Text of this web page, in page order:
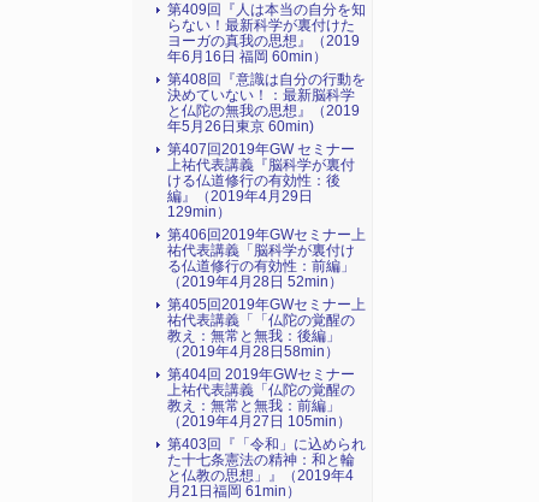
第409回『人は本当の自分を知
らない！最新科学が裏付けた
ヨーガの真我の思想』（2019
年6月16日 福岡 60min）
第408回『意識は自分の行動を
決めていない！：最新脳科学
と仏陀の無我の思想』（2019
年5月26日東京 60min)
第407回2019年GW セミナー
上祐代表講義『脳科学が裏付
ける仏道修行の有効性：後
編』（2019年4月29日
129min）
第406回2019年GWセミナー上
祐代表講義「脳科学が裏付け
る仏道修行の有効性：前編」
（2019年4月28日 52min）
第405回2019年GWセミナー上
祐代表講義「「仏陀の覚醒の
教え：無常と無我：後編」
（2019年4月28日58min）
第404回 2019年GWセミナー
上祐代表講義「仏陀の覚醒の
教え：無常と無我：前編」
（2019年4月27日 105min）
第403回『「令和」に込められ
た十七条憲法の精神：和と輪
と仏教の思想」』（2019年4
月21日福岡 61min）